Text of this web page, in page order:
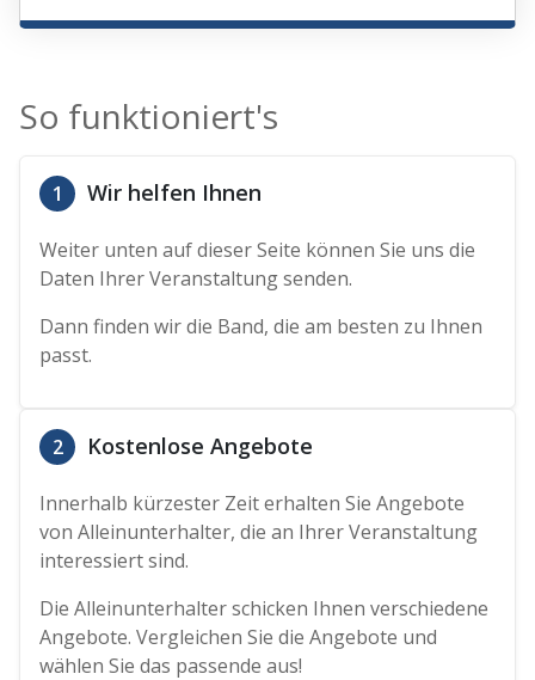
So funktioniert's
1 Wir helfen Ihnen
Weiter unten auf dieser Seite können Sie uns die
Daten Ihrer Veranstaltung senden.
Dann finden wir die Band, die am besten zu Ihnen
passt.
2 Kostenlose Angebote
Innerhalb kürzester Zeit erhalten Sie Angebote
von Alleinunterhalter, die an Ihrer Veranstaltung
interessiert sind.
Die Alleinunterhalter schicken Ihnen verschiedene
Angebote. Vergleichen Sie die Angebote und
wählen Sie das passende aus!